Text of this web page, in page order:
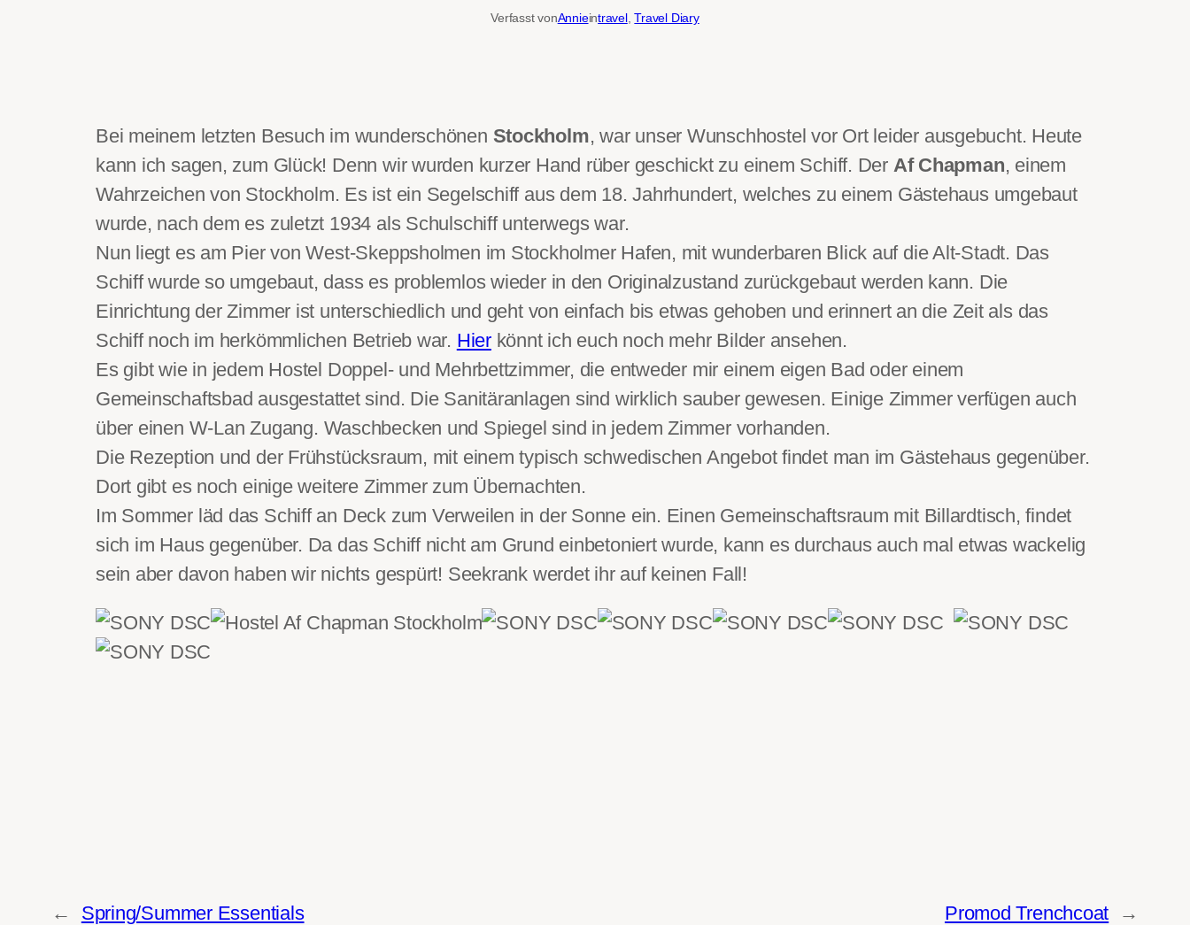
Verfasst vonAnnieintravel, Travel Diary
Bei meinem letzten Besuch im wunderschönen Stockholm, war unser Wunschhostel vor Ort leider ausgebucht. Heute
kann ich sagen, zum Glück! Denn wir wurden kurzer Hand rüber geschickt zu einem Schiff. Der Af Chapman, einem
Wahrzeichen von Stockholm. Es ist ein Segelschiff aus dem 18. Jahrhundert, welches zu einem Gästehaus umgebaut
wurde, nach dem es zuletzt 1934 als Schulschiff unterwegs war.
Nun liegt es am Pier von West-Skeppsholmen im Stockholmer Hafen, mit wunderbaren Blick auf die Alt-Stadt. Das
Schiff wurde so umgebaut, dass es problemlos wieder in den Originalzustand zurückgebaut werden kann. Die
Einrichtung der Zimmer ist unterschiedlich und geht von einfach bis etwas gehoben und erinnert an die Zeit als das
Schiff noch im herkömmlichen Betrieb war. Hierkönnt ich euch noch mehr Bilder ansehen.
Es gibt wie in jedem Hostel Doppel- und Mehrbettzimmer, die entweder mir einem eigen Bad oder einem
Gemeinschaftsbad ausgestattet sind. Die Sanitäranlagen sind wirklich sauber gewesen. Einige Zimmer verfügen auch
über einen W-Lan Zugang. Waschbecken und Spiegel sind in jedem Zimmer vorhanden.
Die Rezeption und der Frühstücksraum, mit einem typisch schwedischen Angebot findet man im Gästehaus gegenüber.
Dort gibt es noch einige weitere Zimmer zum Übernachten.
Im Sommer läd das Schiff an Deck zum Verweilen in der Sonne ein. Einen Gemeinschaftsraum mit Billardtisch, findet
sich im Haus gegenüber. Da das Schiff nicht am Grund einbetoniert wurde, kann es durchaus auch mal etwas wackelig
sein aber davon haben wir nichts gespürt! Seekrank werdet ihr auf keinen Fall!
← Spring/Summer Essentials Promod Trenchcoat →